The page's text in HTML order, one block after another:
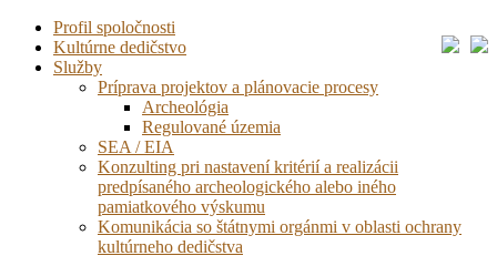
Profil spoločnosti
Kultúrne dedičstvo
Služby
Príprava projektov a plánovacie procesy
Archeológia
Regulované územia
SEA / EIA
Konzulting pri nastavení kritérií a realizácii
predpísaného archeologického alebo iného
pamiatkového výskumu
Komunikácia so štátnymi orgánmi v oblasti ochrany
kultúrneho dedičstva